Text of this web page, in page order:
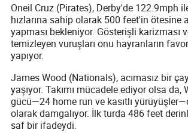
Oneil Cruz (Pirates), Derby'de 122.9mph
hızlarına sahip olarak 500 feet'in ötesine
yapması bekleniyor. Gösterişli karizması
temizleyen vuruşları onu hayranların
yapıyor.
James Wood (Nationals), acımasız bir
yaşıyor. Takımı mücadele ediyor olsa da,
gücü—24 home run ve kasıtlı
olarak damgalıyor. İlk turda 486 feet
saf bir ifadeydi.